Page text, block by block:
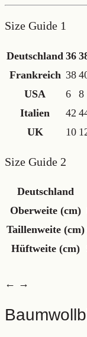
Size Guide 1
Deutschland 36
Frankreich 38
USA
6 8
Italien
42
UK
10
Size Guide 2
Deutschland
Oberweite (cm)
Taillenweite (cm)
Hüftweite (cm)
← →